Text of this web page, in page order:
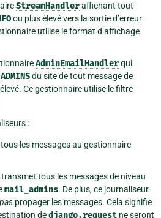
StreamHandleraffichant tout
ou plus élevé vers la sortie d’erreur
utilise le format d’affichage
AdminEmailHandlerqui
ADMINSdu site de tout message de
Ce gestionnaire utilise le filtre
:
les messages au gestionnaire
tous les messages de niveau
mail_admins. De plus, ce journaliseur
pas propager les messages. Cela signifie
dedjango.request ne seront